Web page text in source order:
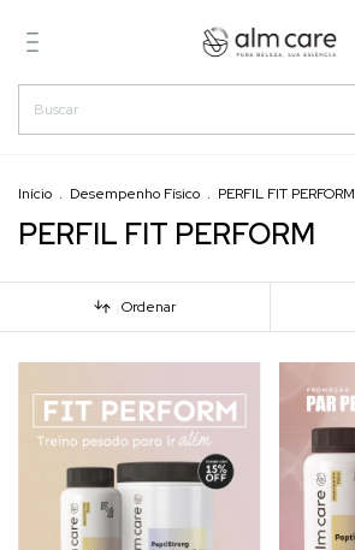
Início . Desempenho Físico . PERFIL FIT PERFORM
PERFIL FIT PERFORM
Ordenar